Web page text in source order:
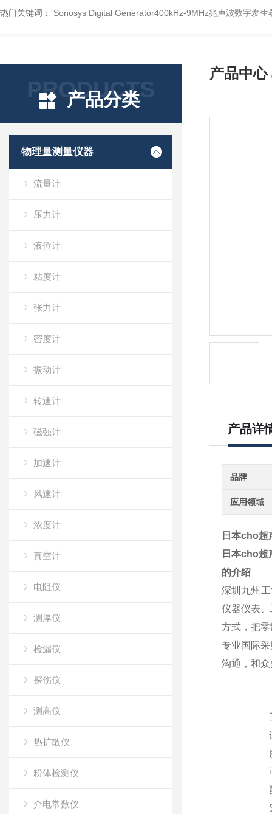
热门关键词： Sonosys Digital Generator400kHz-9MHz兆声波数字发生
PRODUCTS
产品分类
物理量测量仪器
流量计
压力计
液位计
粘度计
张力计
密度计
振动计
转速计
磁强计
加速计
风速计
浓度计
真空计
电阻仪
测厚仪
检漏仪
探伤仪
测高仪
热扩散仪
粉体检测仪
介电常数仪
产品中心
产品详
品牌
应用领域
日本cho超
日本cho超
的介绍
深圳九州
仪器仪表
方式，把
专业国际
沟通，和